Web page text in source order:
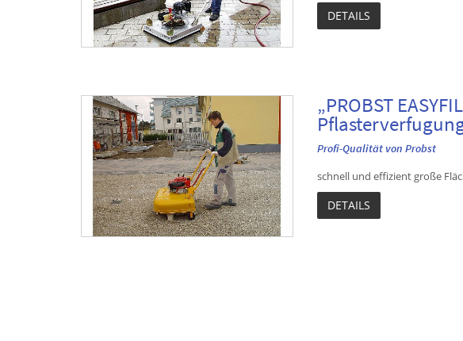
DETAILS
„PROBST
Profi-Qualität von Probst
schnell und effizient große
DETAILS